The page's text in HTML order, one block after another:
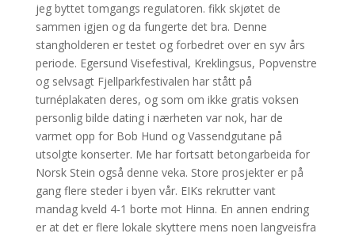
jeg byttet tomgangs regulatoren. fikk skjøtet de
sammen igjen og da fungerte det bra. Denne
stangholderen er testet og forbedret over en syv års
periode. Egersund Visefestival, Kreklingsus, Popvenstre
og selvsagt Fjellparkfestivalen har stått på
turnéplakaten deres, og som om ikke gratis voksen
personlig bilde dating i nærheten var nok, har de
varmet opp for Bob Hund og Vassendgutane på
utsolgte konserter. Me har fortsatt betongarbeida for
Norsk Stein også denne veka. Store prosjekter er på
gang flere steder i byen vår. EIKs rekrutter vant
mandag kveld 4-1 borte mot Hinna. En annen endring
er at det er flere lokale skyttere mens noen langveisfra